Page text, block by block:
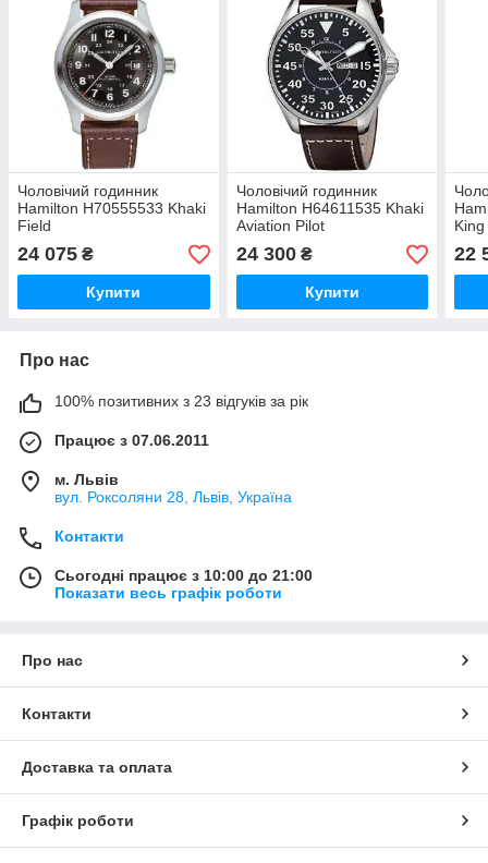
Чоловічий годинник
Hamilton H70555533 Khaki
Field
24 075 ₴
Купити
Чоловічий годинник
Hamilton H64611535 Khaki
Aviation Pilot
24 300₴
Купити
King
22
Про нас
100% позитивних з 23 відгуків за рік
Працює з 07.06.2011
м. Львів
вул. Роксоляни 28, Львів, Україна
Контакти
Сьогодні працює з 10:00 до 21:00
Показати весь графік роботи
Про нас
Контакти
Доставка та оплата
Графік роботи